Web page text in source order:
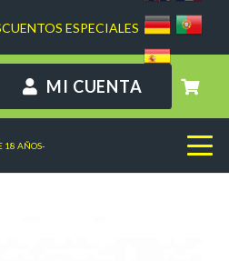
ESPECIALES
MI CUENTA
18 AÑOS-